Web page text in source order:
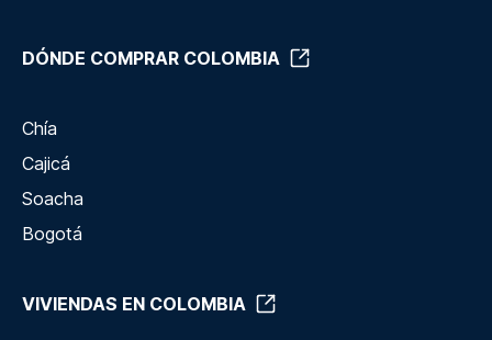
DÓNDE COMPRAR COLOMBIA
Chía
Cajicá
Soacha
Bogotá
VIVIENDAS EN COLOMBIA